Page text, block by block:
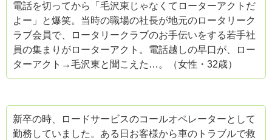
電話を切ってから「毛沢東じゃなくてローターアクトだ
よー」と爆笑。当時の職場の社長が地元のロータリーク
ラブ会員で、ロータリークラブのお手伝いをする若手社
員の集まりがローターアクト。電話越しの早口が、ロー
ターアクト→毛沢東と聞こえた…。（女性・32歳）
新卒の時、ロードサービスのコールオペレーターとして
勤務していました。ある日お客様から車のトラブルで救